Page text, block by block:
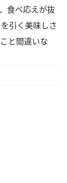
食べ応えが抜
引く美味しさ
と間違いな